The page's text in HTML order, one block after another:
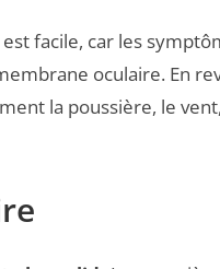
facile, car les
oculaire. En
la poussière, le